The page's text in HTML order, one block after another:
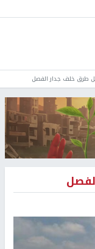
طرق خلف جدار الفصل